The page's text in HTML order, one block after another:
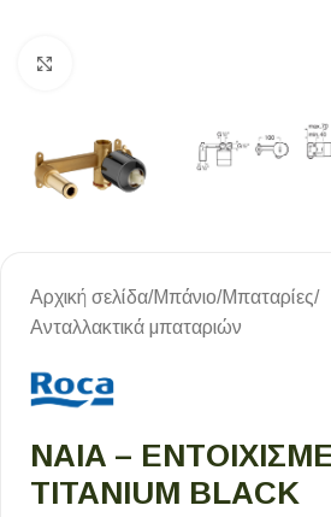
Αρχική σελίδα/Μπάνιο/Μπαταρίες/
Ανταλλακτικά μπαταριών
NAIA –
TITANIUM BLACK